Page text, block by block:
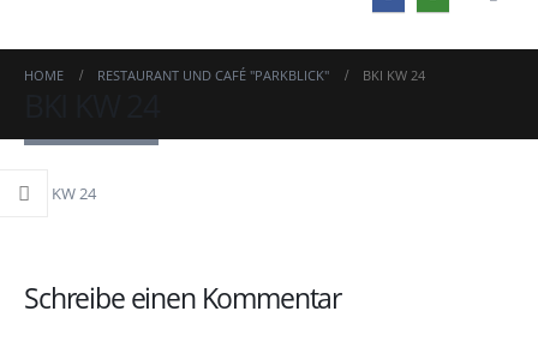
HOME RESTAURANT UND CAFÉ "PARKBLICK" BKI KW 24
BKI KW 24
Schreibe einen Kommentar